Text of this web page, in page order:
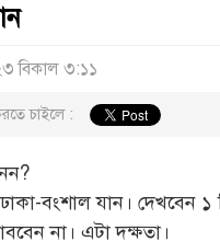
বিকাল ৩:১১
চাইলে :
বংশাল যান। দেখবেন
না। এটা দক্ষতা।